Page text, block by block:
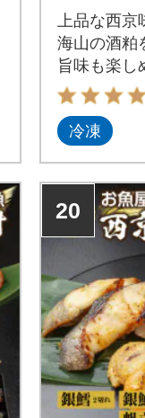
上品な西
海山の酒粕
旨味も楽し
魚セット!
冷凍
20